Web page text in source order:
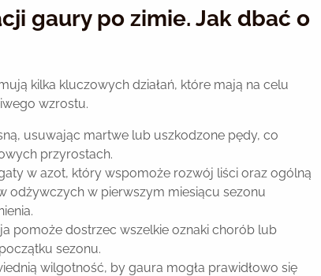
gaury po zimie. Jak dbać o
kilka kluczowych działań, które mają na celu
wzrostu.
usuwając martwe lub uszkodzone pędy, co
przyrostach.
w azot, który wspomoże rozwój liści oraz ogólną
odżywczych w pierwszym miesiącu sezonu
pomoże dostrzec wszelkie oznaki chorób lub
sezonu.
wilgotność, by gaura mogła prawidłowo się